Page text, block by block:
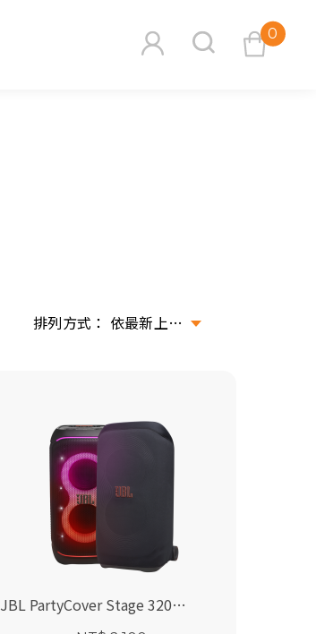
0
依最新上架排序
JBL PartyCover Stage 320
(Partybox Stage 320 喇叭保護套)